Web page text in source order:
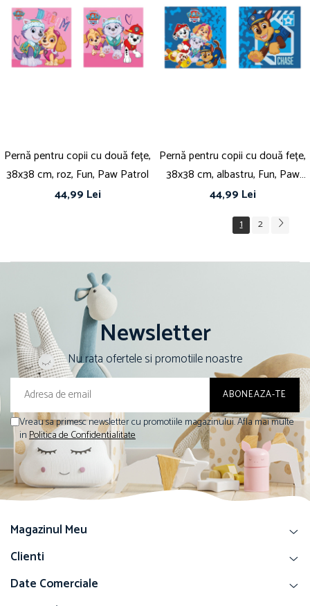
Pernă pentru copii cu două fețe,
38x38 cm, roz, Fun, Paw Patrol
44,99 Lei
Pernă pentru copii cu două fețe,
38x38 cm, albastru, Fun, Paw
Patrol
44,99 Lei
1 2
Newsletter
Nu rata ofertele si promotiile noastre
Vreau sa primesc newsletter cu promotiile magazinului. Afla mai multe
inPolitica de Confidentialitate
Magazinul Meu
Clienti
Date Comerciale